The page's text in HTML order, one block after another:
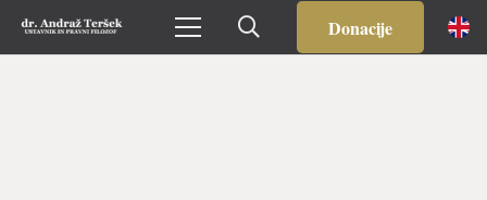
Donacije